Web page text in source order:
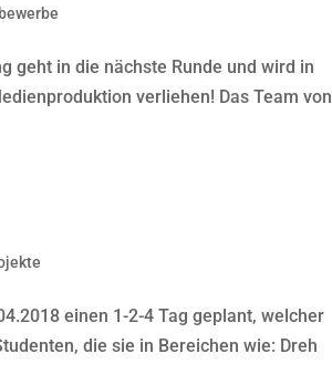
geht in die nächste Runde und wird in
verliehen! Das Team von
einen 1-2-4 Tag geplant, welcher
die sie in Bereichen wie: Dreh